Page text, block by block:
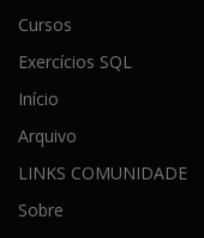
Cursos
Exercícios SQL
Início
Arquivo
LINKS COMUNIDADE
Sobre